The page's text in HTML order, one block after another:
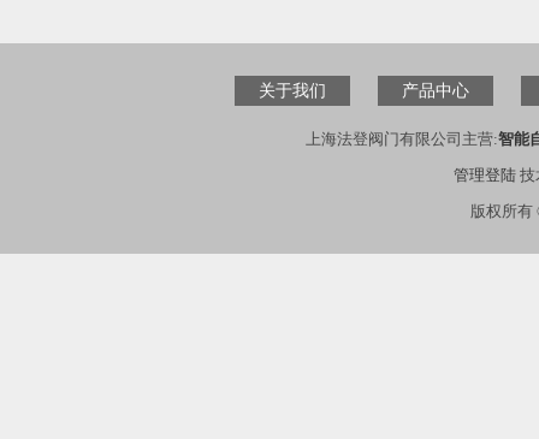
关于我们 产品中心
上海法登阀门有限公司主营:智能
管理登陆技
版权所